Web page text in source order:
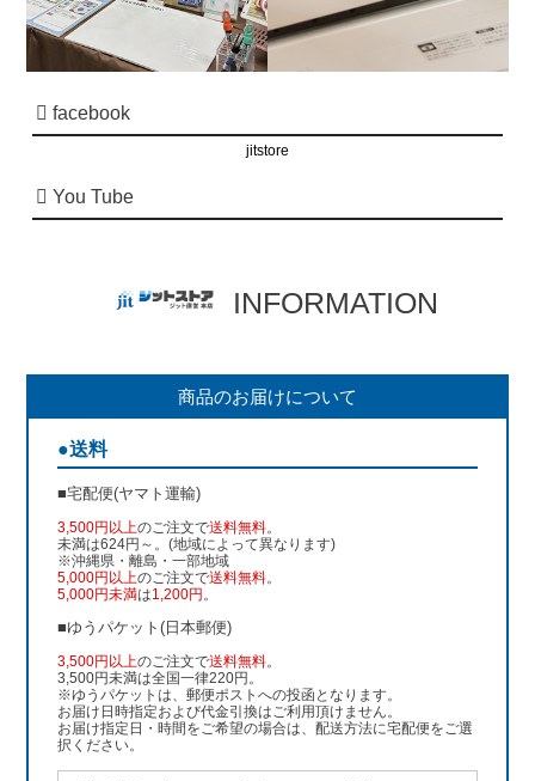
facebook
jitstore
You Tube
INFORMATION
商品のお届けについて
●送料
■宅配便(ヤマト運輸)
3,500円以上のご注文で送料無料。
未満は624円～。(地域によって異なります)
※沖縄県・離島・一部地域
5,000円以上のご注文で送料無料。
5,000円未満は1,200円 。
■ゆうパケット(日本郵便)
3,500円以上のご注文で送料無料。
3,500円未満は全国一律220円。
※ゆうパケットは、郵便ポストへの投函となります。
お届け日時指定および代金引換はご利用頂けません。
お届け指定日・時間をご希望の場合は、配送方法に宅配便をご選
択ください。